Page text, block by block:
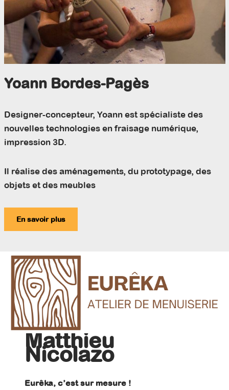
Yoann Bordes-Pagès
Designer-concepteur, Yoann est spécialiste des
nouvelles technologies en fraisage numérique,
impression 3D.
Il réalise des aménagements, du prototypage, des
objets et des meubles
En savoir plus
Matthieu
Nicolazo
Eurêka, c’est sur mesure !